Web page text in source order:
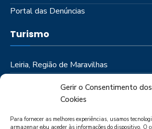
Gerir o Consentimento dos
Cookies
Para fornecer as melhores experiências, usamos
armazenar e/ou aceder às informações do dispositivo. O
Portal das Denúncias
Turismo
Leiria, Região de Maravilhas
Roteiros